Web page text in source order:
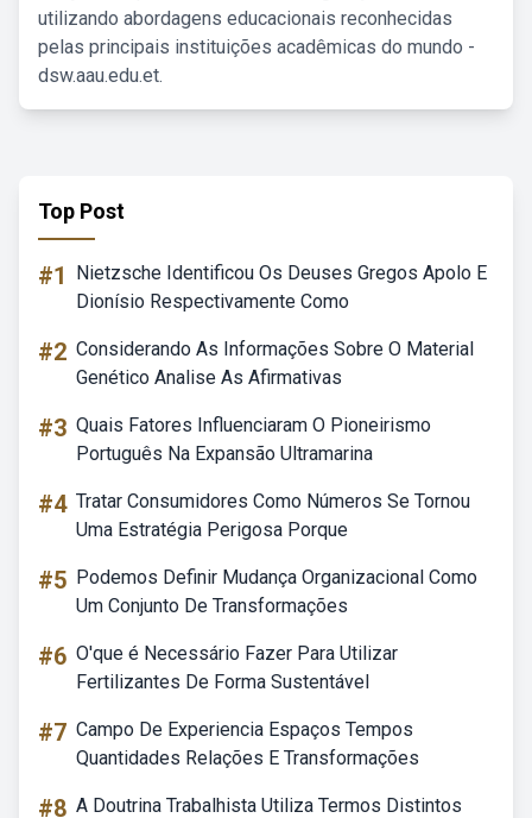
utilizando abordagens educacionais reconhecidas
pelas principais instituições acadêmicas do mundo -
dsw.aau.edu.et.
Top Post
#1
Nietzsche Identificou Os Deuses Gregos Apolo E
Dionísio Respectivamente Como
#2 Considerando As Informações Sobre O Material
Genético Analise As Afirmativas
#3 Quais Fatores Influenciaram O Pioneirismo
Português Na Expansão Ultramarina
#4 Tratar Consumidores Como Números Se Tornou
Uma Estratégia Perigosa Porque
#5 Podemos Definir Mudança Organizacional Como
Um Conjunto De Transformações
#6 O'que é Necessário Fazer Para Utilizar
Fertilizantes De Forma Sustentável
#7 Campo De Experiencia Espaços Tempos
Quantidades Relações E Transformações
#8 A Doutrina Trabalhista Utiliza Termos Distintos